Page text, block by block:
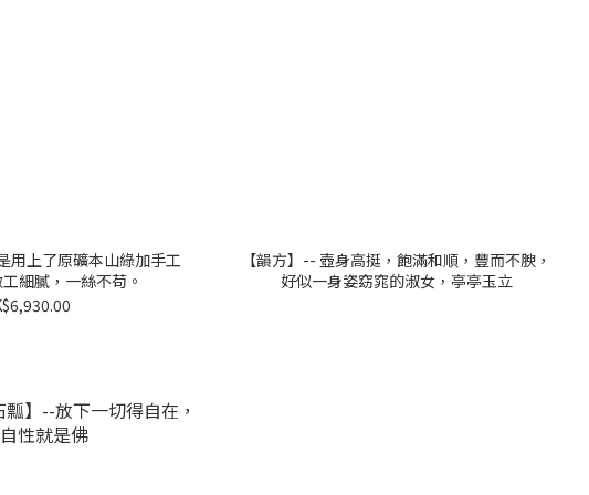
用上了原礦本山綠加手工
細膩，一絲不苟。
【韻方】-- 壺身高挺，飽滿和順，豐而不腴，
好似一身姿窈窕的淑女，亭亭玉立